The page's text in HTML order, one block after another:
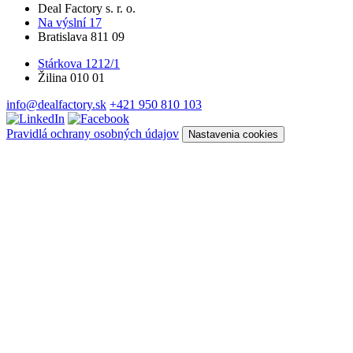
Deal Factory s. r. o.
Na výslní 17
Bratislava 811 09
Stárkova 1212/1
Žilina 010 01
info@dealfactory.sk +421 950 810 103
Pravidlá ochrany osobných údajov Nastavenia cookies